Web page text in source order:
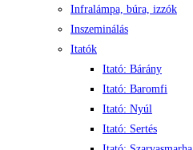
Infralámpa, búra, izzók
Inszeminálás
Itatók
Itató: Bárány
Itató: Baromfi
Itató: Nyúl
Itató: Sertés